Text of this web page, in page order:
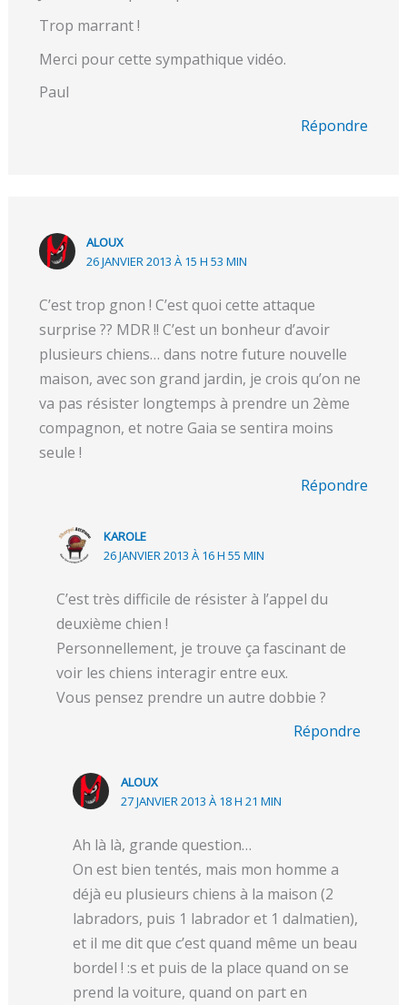
Trop marrant !
Merci pour cette sympathique vidéo.
Paul
Répondre
ALOUX
26 JANVIER 2013 À 15 H 53 MIN
C’est trop gnon ! C’est quoi cette attaque
surprise ?? MDR !! C’est un bonheur d’avoir
plusieurs chiens… dans notre future nouvelle
maison, avec son grand jardin, je crois qu’on ne
va pas résister longtemps à prendre un 2ème
compagnon, et notre Gaia se sentira moins
seule !
Répondre
KAROLE
26 JANVIER 2013 À 16 H 55 MIN
C’est très difficile de résister à l’appel du
deuxième chien !
Personnellement, je trouve ça fascinant de
voir les chiens interagir entre eux.
Vous pensez prendre un autre dobbie ?
Répondre
ALOUX
27 JANVIER 2013 À 18 H 21 MIN
Ah là là, grande question…
On est bien tentés, mais mon homme a
déjà eu plusieurs chiens à la maison (2
labradors, puis 1 labrador et 1 dalmatien),
et il me dit que c’est quand même un beau
bordel ! :s et puis de la place quand on se
prend la voiture, quand on part en